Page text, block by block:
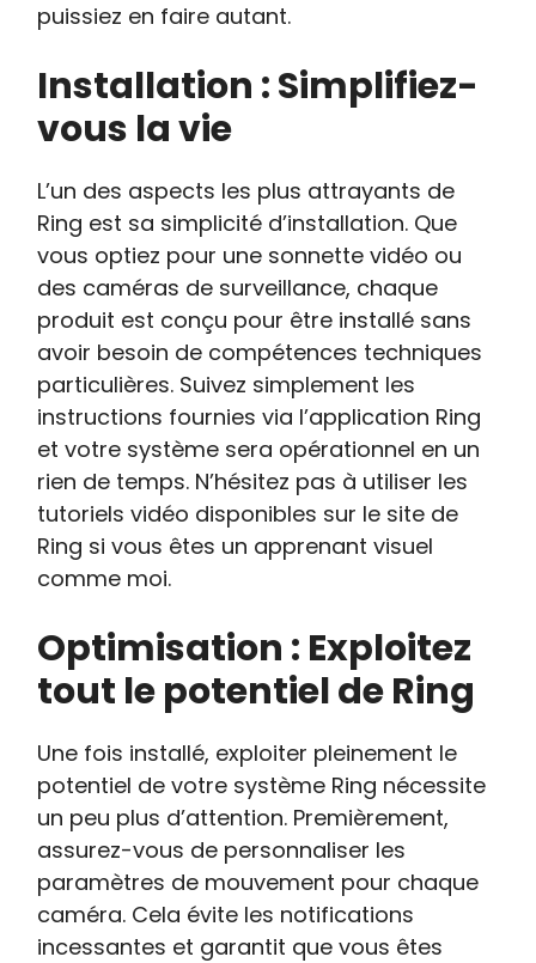
puissiez en faire autant.
Installation : Simplifiez-
vous la vie
L’un des aspects les plus attrayants de
Ring est sa simplicité d’installation. Que
vous optiez pour une sonnette vidéo ou
des caméras de surveillance, chaque
produit est conçu pour être installé sans
avoir besoin de compétences techniques
particulières. Suivez simplement les
instructions fournies via l’application Ring
et votre système sera opérationnel en un
rien de temps. N’hésitez pas à utiliser les
tutoriels vidéo disponibles sur le site de
Ring si vous êtes un apprenant visuel
comme moi.
Optimisation : Exploitez
tout le potentiel de Ring
Une fois installé, exploiter pleinement le
potentiel de votre système Ring nécessite
un peu plus d’attention. Premièrement,
assurez-vous de personnaliser les
paramètres de mouvement pour chaque
caméra. Cela évite les notifications
incessantes et garantit que vous êtes